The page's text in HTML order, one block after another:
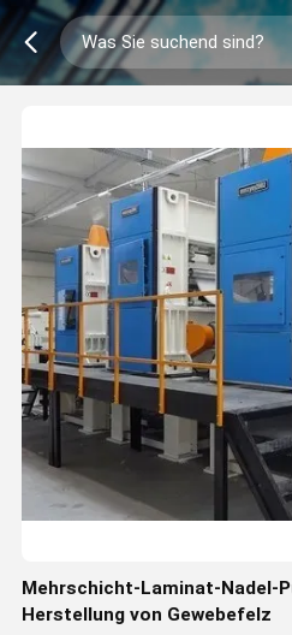
Mehrschicht-Laminat-Nadel-
Herstellung von Gewebefelz